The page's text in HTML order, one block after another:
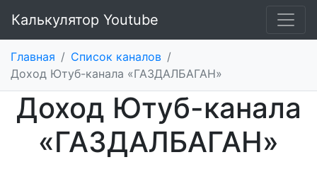
Калькулятор Youtube
Главная / Список каналов /
Доход Ютуб-канала «ГАЗДАЛБАГАН»
Доход Ютуб-канала
«ГАЗДАЛБАГАН»